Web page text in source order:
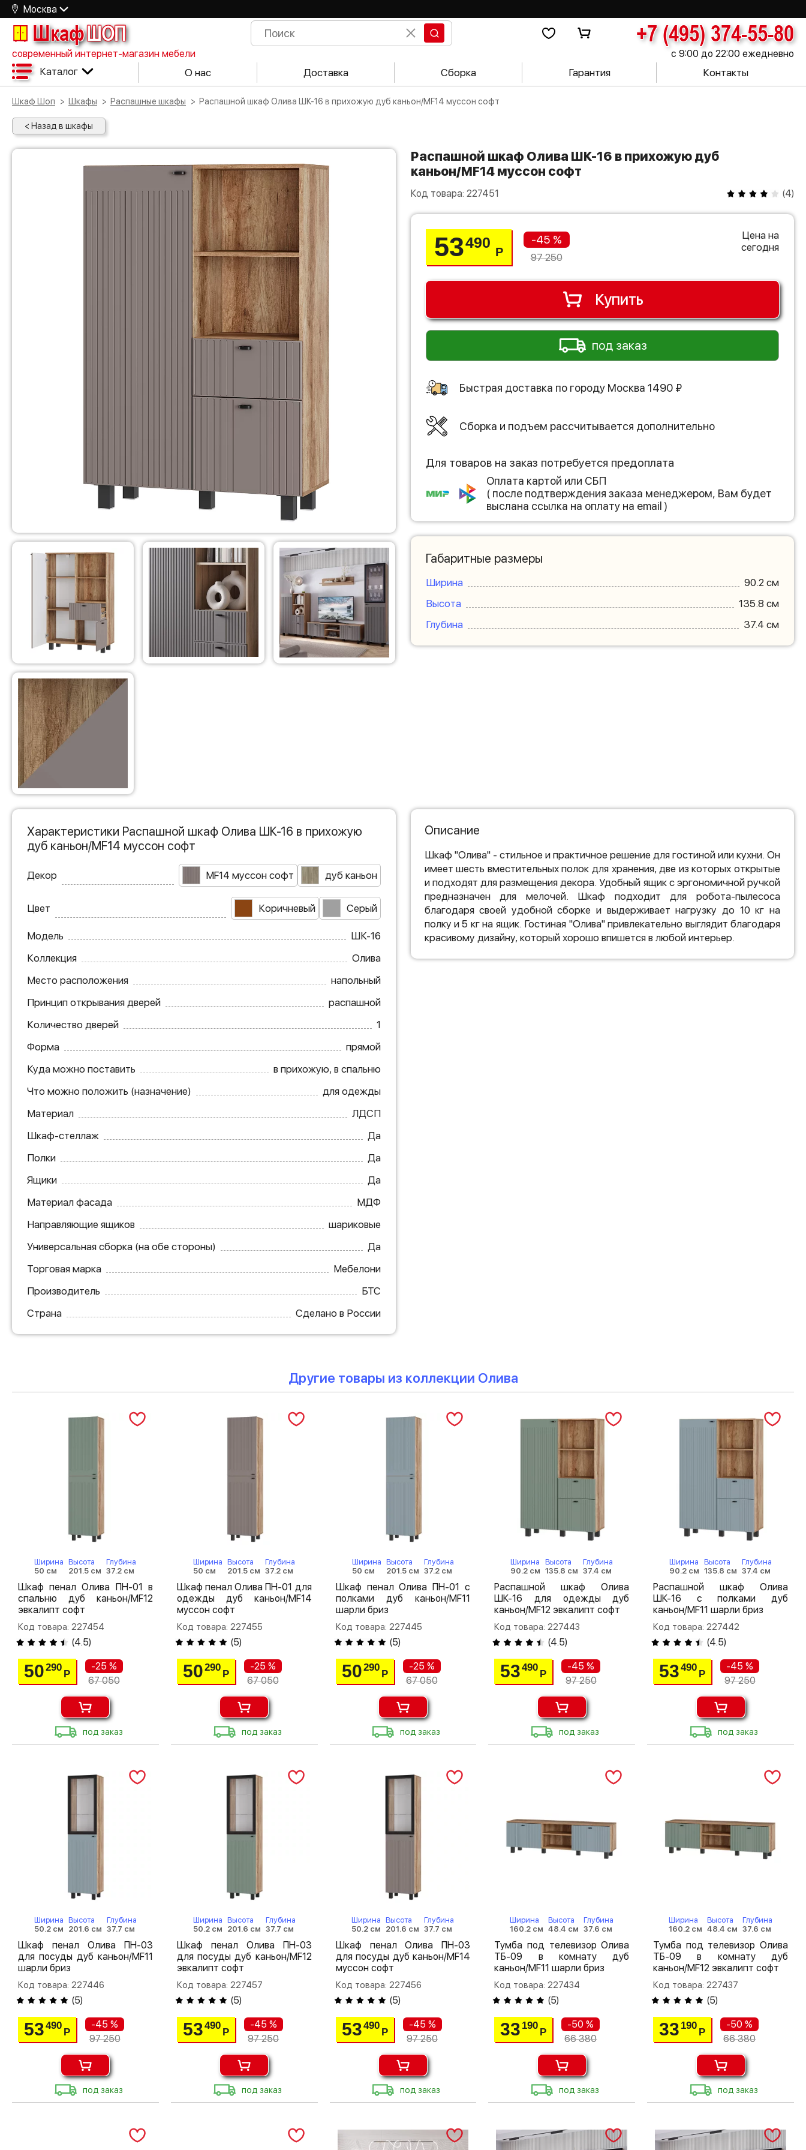
Москва
ШкафШОП +7 (495) 374-55-80
современный интернет-магазин мебели с 9:00 до 22:00 ежедневно
Каталог О нас Доставка Сборка Гарантия Контакты
Шкаф Шоп Шкафы Распашные шкафы Распашной шкаф Олива ШК-16 в прихожую дуб каньон/MF14 муссон софт
< Назад в шкафы
Распашной шкаф Олива ШК-16 в прихожую дуб
каньон/MF14 муссон софт
Код товара: 227451 (4)
53490
Р
-45 %
97 250
Цена на
сегодня
Купить
под заказ
Быстрая доставка по городу Москва 1490 ₽
Сборка и подъем рассчитывается дополнительно
Для товаров на заказ потребуется предоплата
Оплата картой или СБП
( после подтверждения заказа менеджером, Вам будет
выслана ссылка на оплату на email )
Габаритные размеры
Ширина
90.2 см
Высота
135.8 см
Глубина
37.4 см
Характеристики Распашной шкаф Олива ШК-16 в прихожую
дуб каньон/MF14 муссон софт
Декор MF14 муссон софт дуб каньон
Цвет Коричневый Серый
Модель
ШК-16
Коллекция
Олива
Место расположения
напольный
Принцип открывания дверей
распашной
Количество дверей
1
Форма
прямой
Куда можно поставить
в прихожую, в спальню
Что можно положить (назначение)
для одежды
Материал
ЛДСП
Шкаф-стеллаж
Да
Полки
Да
Ящики
Да
Материал фасада
МДФ
Направляющие ящиков
шариковые
Универсальная сборка (на обе стороны)
Да
Торговая марка
Мебелони
Производитель
БТС
Страна
Сделано в России
Описание
Шкаф "Олива" - стильное и практичное решение для гостиной или кухни. Он
имеет шесть вместительных полок для хранения, две из которых открытые
и подходят для размещения декора. Удобный ящик с эргономичной ручкой
предназначен для мелочей. Шкаф подходит для робота-пылесоса
благодаря своей удобной сборке и выдерживает нагрузку до 10 кг на
полку и 5 кг на ящик. Гостиная "Олива" привлекательно выглядит благодаря
красивому дизайну, который хорошо впишется в любой интерьер.
Другие товары из коллекции Олива
Ширина
50 см
Высота
201.5 см
Глубина
37.2 см
Шкаф пенал Олива ПН-01 в
спальню дуб каньон/MF12
эвкалипт софт
Код товара: 227454
(4.5)
50290
Р
-25 %
67 050
под заказ
Ширина
50 см
Высота
201.5 см
Глубина
37.2 см
Шкаф пенал Олива ПН-01 для
одежды дуб каньон/MF14
муссон софт
Код товара: 227455
(5)
50290
Р
-25 %
67 050
под заказ
Ширина
50 см
Высота
201.5 см
Глубина
37.2 см
Шкаф пенал Олива ПН-01 с
полками дуб каньон/MF11
шарли бриз
Код товара: 227445
(5)
50290
Р
-25 %
67 050
под заказ
Ширина
90.2 см
Высота
135.8 см
Глубина
37.4 см
Распашной шкаф Олива
ШК-16 для одежды дуб
каньон/MF12 эвкалипт софт
Код товара: 227443
(4.5)
53490
Р
-45 %
97 250
под заказ
Ширина
90.2 см
Высота
135.8 см
Глубина
37.4 см
Распашной шкаф Олива
ШК-16 с полками дуб
каньон/MF11 шарли бриз
Код товара: 227442
(4.5)
53490
Р
-45 %
97 250
под заказ
Ширина
50.2 см
Высота
201.6 см
Глубина
37.7 см
Шкаф пенал Олива ПН-03
для посуды дуб каньон/MF11
шарли бриз
Код товара: 227446
(5)
53490
Р
-45 %
97 250
под заказ
Ширина
50.2 см
Высота
201.6 см
Глубина
37.7 см
Шкаф пенал Олива ПН-03
для посуды дуб каньон/MF12
эвкалипт софт
Код товара: 227457
(5)
53490
Р
-45 %
97 250
под заказ
Ширина
50.2 см
Высота
201.6 см
Глубина
37.7 см
Шкаф пенал Олива ПН-03
для посуды дуб каньон/MF14
муссон софт
Код товара: 227456
(5)
53490
Р
-45 %
97 250
под заказ
Ширина
160.2 см
Высота
48.4 см
Глубина
37.6 см
Тумба под телевизор Олива
ТБ-09 в комнату дуб
каньон/MF11 шарли бриз
Код товара: 227434
(5)
33 190
Р
-50 %
66 380
под заказ
Ширина
160.2 см
Высота
48.4 см
Глубина
37.6 см
Тумба под телевизор Олива
ТБ-09 в комнату дуб
каньон/MF12 эвкалипт софт
Код товара: 227437
(5)
33 190
Р
-50 %
66 380
под заказ